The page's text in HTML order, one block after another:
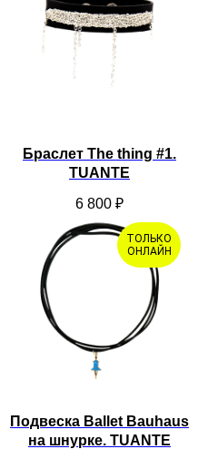
Браслет The thing #1.
TUANTE
6 800 ₽
ТОЛЬКО
ОНЛАЙН
Подвеска Ballet Bauhaus
на шнурке. TUANTE